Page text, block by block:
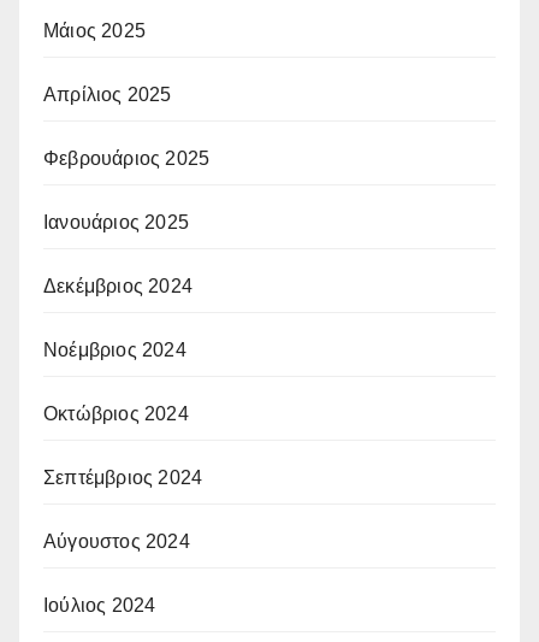
Μάιος 2025
Απρίλιος 2025
Φεβρουάριος 2025
Ιανουάριος 2025
Δεκέμβριος 2024
Νοέμβριος 2024
Οκτώβριος 2024
Σεπτέμβριος 2024
Αύγουστος 2024
Ιούλιος 2024